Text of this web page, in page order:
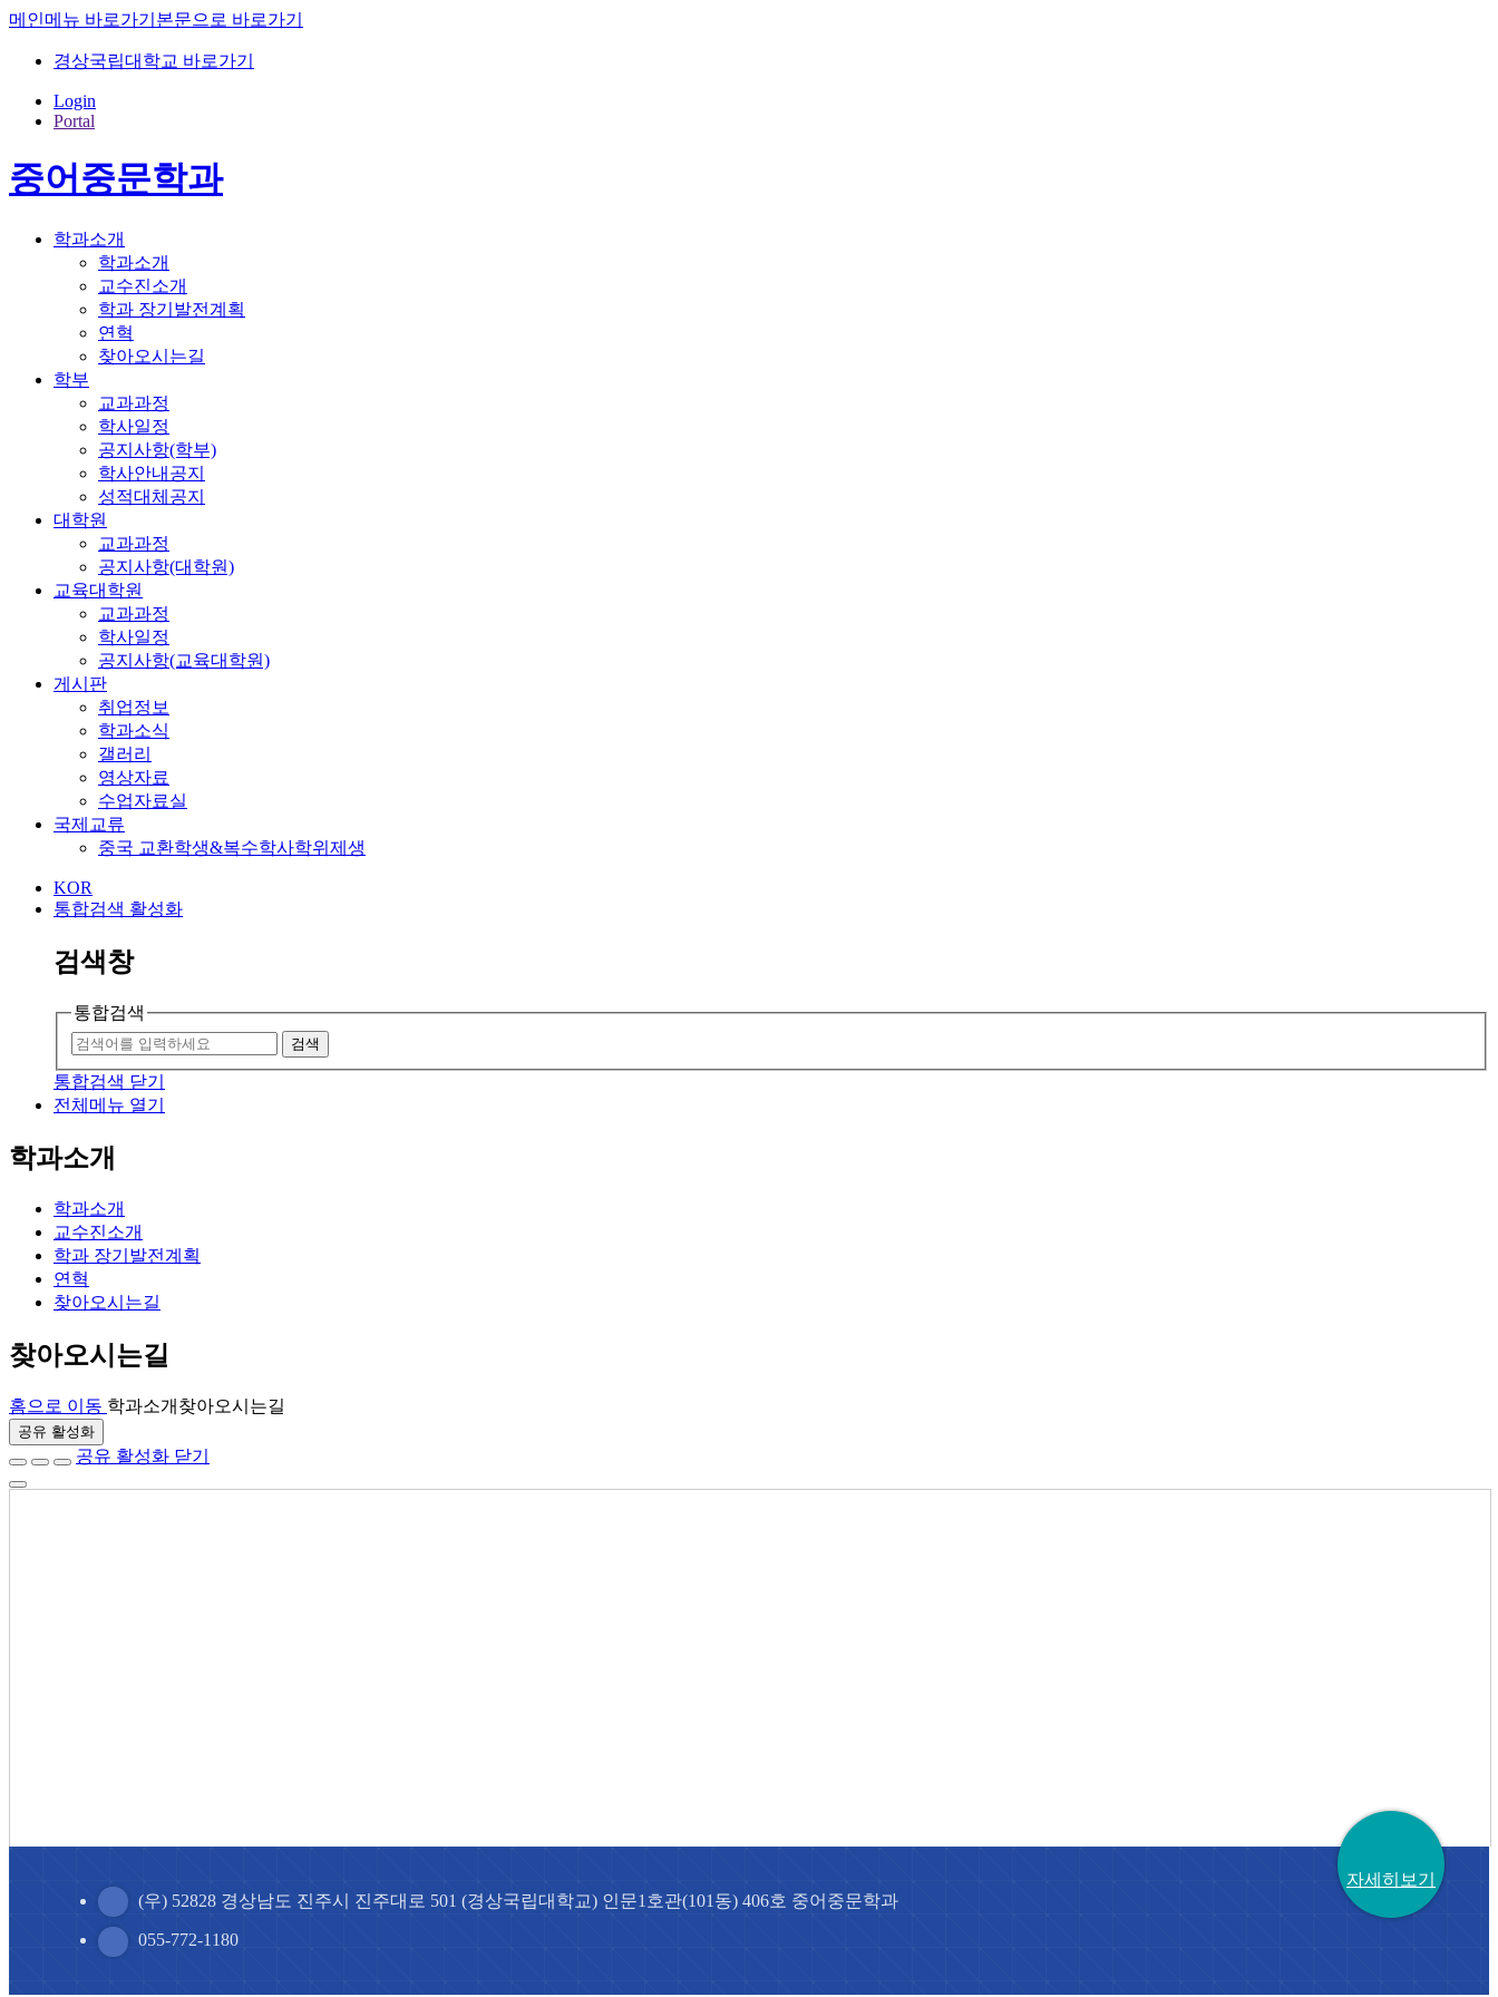
메인메뉴 바로가기 본문으로 바로가기
경상국립대학교 바로가기
Login
Portal
중어중문학과
학과소개
학과소개
교수진소개
학과 장기발전계획
연혁
찾아오시는길
학부
교과과정
학사일정
공지사항(학부)
학사안내공지
성적대체공지
대학원
교과과정
공지사항(대학원)
교육대학원
교과과정
학사일정
공지사항(교육대학원)
게시판
취업정보
학과소식
갤러리
영상자료
수업자료실
국제교류
중국 교환학생&복수학사학위제생
KOR
통합검색 활성화
검색창
통합검색
검색
통합검색 닫기
전체메뉴 열기
학과소개
학과소개
교수진소개
학과 장기발전계획
연혁
찾아오시는길
찾아오시는길
홈으로 이동 학과소개 찾아오시는길
공유 활성화
공유 활성화 닫기
(우) 52828 경상남도 진주시 진주대로 501 (경상국립대학교) 인문1호관(101동) 406호 중어중문학과
055-772-1180
자세히보기